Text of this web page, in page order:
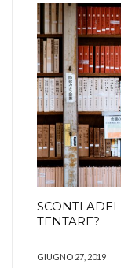
SCONTI
TENTARE?
GIUGNO 27, 2019